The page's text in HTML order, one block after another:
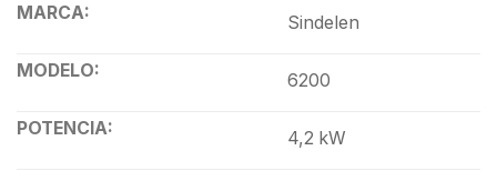
MARCA:
Sindelen
MODELO:
6200
POTENCIA:
4,2 kW